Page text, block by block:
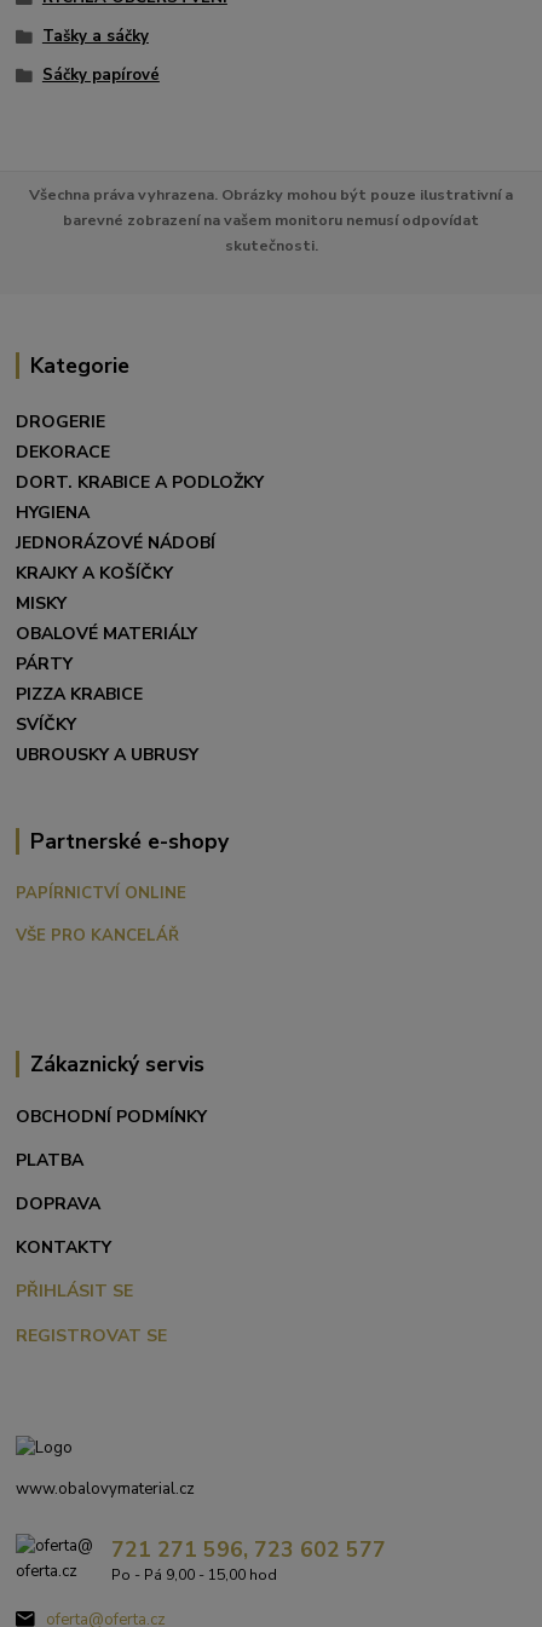
Tašky a sáčky
Sáčky papírové
Všechna práva vyhrazena. Obrázky mohou být pouze ilustrativní a
barevné zobrazení na vašem monitoru nemusí odpovídat
skutečnosti.
Kategorie
DROGERIE
DEKORACE
DORT. KRABICE A PODLOŽKY
HYGIENA
JEDNORÁZOVÉ NÁDOBÍ
KRAJKY A KOŠÍČKY
MISKY
OBALOVÉ MATERIÁLY
PÁRTY
PIZZA KRABICE
SVÍČKY
UBROUSKY A UBRUSY
Partnerské e-shopy
PAPÍRNICTVÍ ONLINE
VŠE PRO KANCELÁŘ
Zákaznický servis
OBCHODNÍ PODMÍNKY
PLATBA
DOPRAVA
KONTAKTY
PŘIHLÁSIT SE
REGISTROVAT SE
www.obalovymaterial.cz
721 271 596, 723 602 577
Po - Pá 9,00 - 15,00 hod
oferta@oferta.cz